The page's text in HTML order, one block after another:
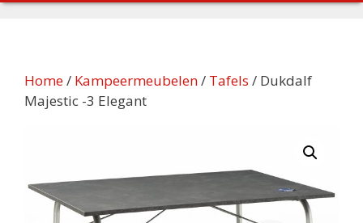
Home/ Kampeermeubelen/ Tafels / Dukdalf
Majestic -3 Elegant